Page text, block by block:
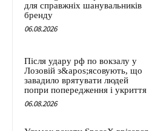
для справжніх шанувальників
бренду
06.08.2026
Після удару рф по вокзалу у
Лозовій з&apos;ясовують, що
завадило врятувати людей
попри попередження і укриття
06.08.2026